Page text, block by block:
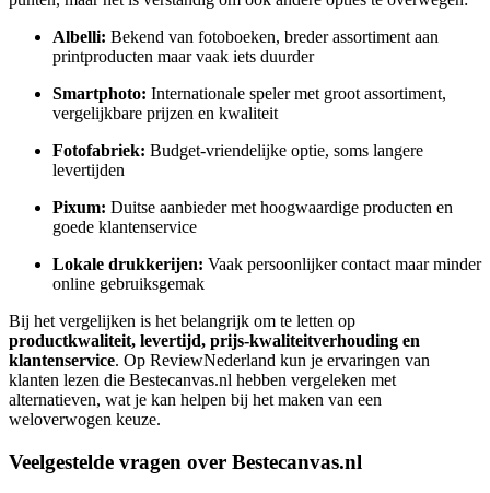
Albelli: Bekend van fotoboeken, breder assortiment aan
printproducten maar vaak iets duurder
Smartphoto: Internationale speler met groot assortiment,
vergelijkbare prijzen en kwaliteit
Fotofabriek: Budget-vriendelijke optie, soms langere
levertijden
Pixum: Duitse aanbieder met hoogwaardige producten en
goede klantenservice
Lokale drukkerijen: Vaak persoonlijker contact maar minder
online gebruiksgemak
Bij het vergelijken is het belangrijk om te letten op
productkwaliteit, levertijd, prijs-kwaliteitverhouding en
klantenservice. Op ReviewNederland kun je ervaringen van
klanten lezen die Bestecanvas.nl hebben vergeleken met
alternatieven, wat je kan helpen bij het maken van een
weloverwogen keuze.
Veelgestelde vragen over Bestecanvas.nl